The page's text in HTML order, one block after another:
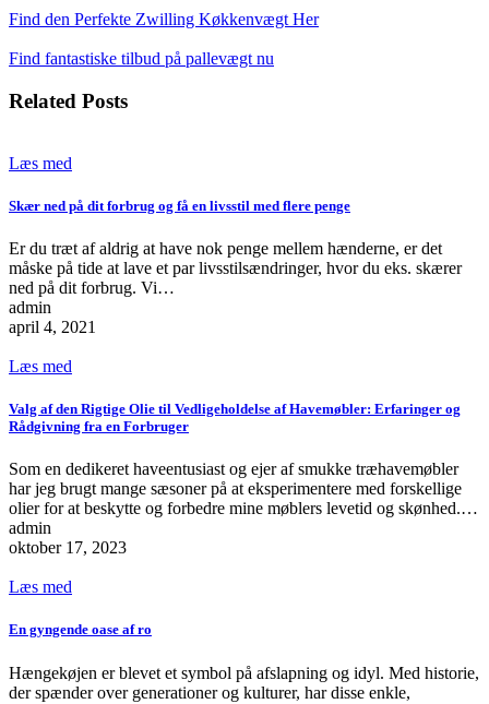
Find den Perfekte Zwilling Køkkenvægt Her
Find fantastiske tilbud på pallevægt nu
Related Posts
Læs med
Skær ned på dit forbrug og få en livsstil med flere penge
Er du træt af aldrig at have nok penge mellem hænderne, er det
måske på tide at lave et par livsstilsændringer, hvor du eks. skærer
ned på dit forbrug. Vi…
admin
april 4, 2021
Læs med
Valg af den Rigtige Olie til Vedligeholdelse af Havemøbler: Erfaringer og
Rådgivning fra en Forbruger
Som en dedikeret haveentusiast og ejer af smukke træhavemøbler
har jeg brugt mange sæsoner på at eksperimentere med forskellige
olier for at beskytte og forbedre mine møblers levetid og skønhed.…
admin
oktober 17, 2023
Læs med
En gyngende oase af ro
Hængekøjen er blevet et symbol på afslapning og idyl. Med historie,
der spænder over generationer og kulturer, har disse enkle,